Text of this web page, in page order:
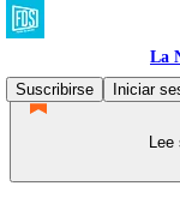
La
Suscribirse
Iniciar